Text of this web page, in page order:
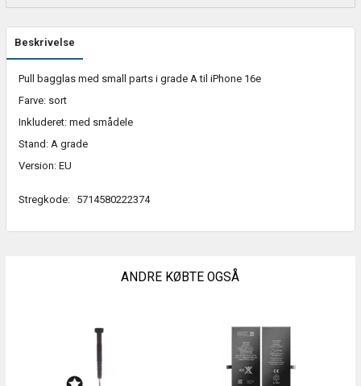
Beskrivelse
Pull bagglas med small parts i grade A til iPhone 16e
Farve: sort
Inkluderet: med smådele
Stand: A grade
Version: EU
Stregkode: 5714580222374
ANDRE KØBTE OGSÅ